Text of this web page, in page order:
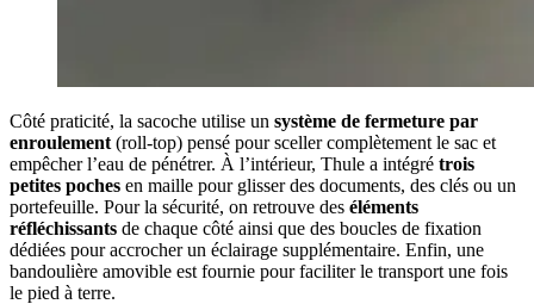
Côté praticité, la sacoche utilise un système de fermeture par
enroulement (roll-top) pensé pour sceller complètement le sac et
empêcher l’eau de pénétrer. À l’intérieur, Thule a intégré trois
petites poches en maille pour glisser des documents, des clés ou un
portefeuille. Pour la sécurité, on retrouve des éléments
réfléchissants de chaque côté ainsi que des boucles de fixation
dédiées pour accrocher un éclairage supplémentaire. Enfin, une
bandoulière amovible est fournie pour faciliter le transport une fois
le pied à terre.